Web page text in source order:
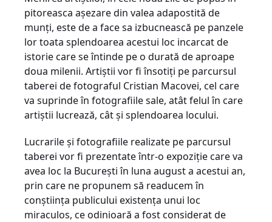
pitoreasca aşezare din valea adapostită de
munţi, este de a face sa izbucnească pe panzele
lor toata splendoarea acestui loc incarcat de
istorie care se întinde pe o durată de aproape
doua milenii. Artiştii vor fi însotiţi pe parcursul
taberei de fotograful Cristian Macovei, cel care
va suprinde în fotografiile sale, atât felul în care
artiştii lucrează, cât şi splendoarea locului.
Lucrarile şi fotografiile realizate pe parcursul
taberei vor fi prezentate într-o expoziţie care va
avea loc la Bucureşti în luna august a acestui an,
prin care ne propunem să readucem în
conştiinţa publicului existenţa unui loc
miraculos, ce odinioară a fost considerat de